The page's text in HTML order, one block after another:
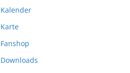
Kalender
Karte
Fanshop
Downloads